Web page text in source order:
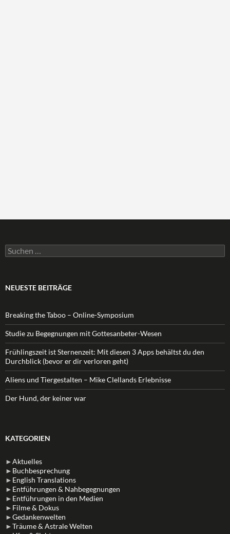
Suchen
nach:
NEUESTE BEITRÄGE
Breaking the Taboo – Online-Symposium
Studie zu Begegnungen mit Gottesanbeter-Wesen
Frühlingszeit ist Sternenzeit: Mit diesen 3 Apps behältst du den
Durchblick (bevor er dir verloren geht)
Aliens und Tiergestalten – Mike Clellands Erlebnisse
Der Hund, der keiner war
KATEGORIEN
►Aktuelles
► Buchbesprechung
► English Translations
► Entführungen & Nahbegegnungen
► Entführungen in den Medien
► Filme & Dokus
►Gedankenwelten
►Träume & Astrale Welten